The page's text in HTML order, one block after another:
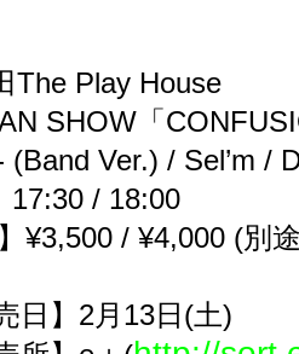
The Play House
SHOW「
(Band Ver.) / Sel’m /
17:30 / 18:00
¥3,500 / ¥4,000 (別
日】2月13日(土)